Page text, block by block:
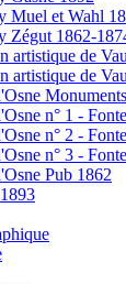
Muel et Wahl
Zégut 1862-
artistique de
artistique de
n° 1 -
n° 2 -
n° 3 -
Pub 1862